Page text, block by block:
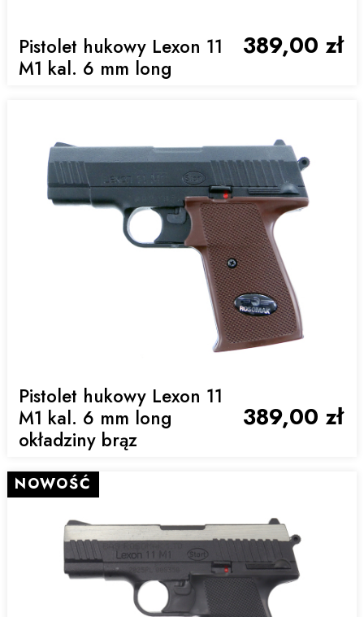
Pistolet hukowy Lexon 11
M1 kal. 6 mm long
389,00 zł
Pistolet hukowy Lexon 11
M1 kal. 6 mm long
okładziny brąz
389,00 zł
NOWOŚĆ